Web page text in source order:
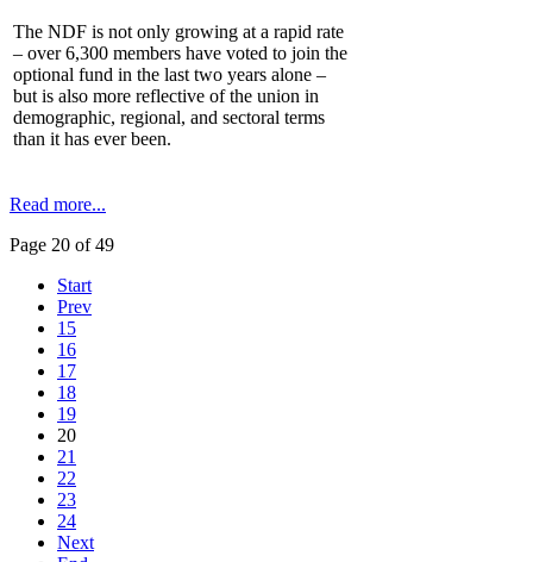
The NDF is not only growing at a rapid rate
– over 6,300 members have voted to join the
optional fund in the last two years alone –
but is also more reflective of the union in
demographic, regional, and sectoral terms
than it has ever been.
Read more...
Page 20 of 49
Start
Prev
15
16
17
18
19
20
21
22
23
24
Next